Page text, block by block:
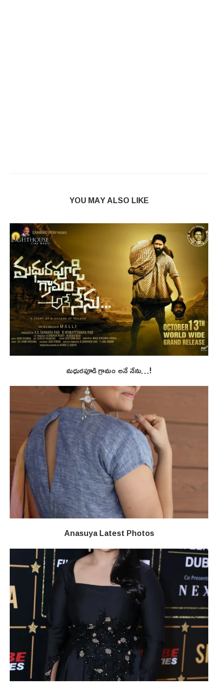
YOU MAY ALSO LIKE
మధురపూడి గ్రామం అనే నేను…!
Anasuya Latest Photos